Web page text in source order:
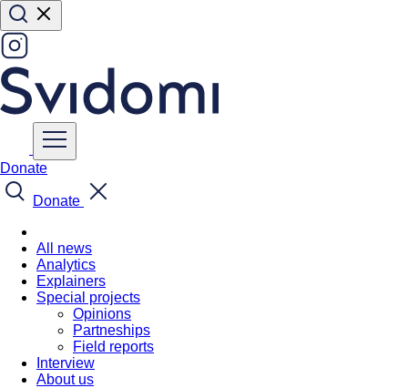
Donate
Donate
All news
Analytics
Explainers
Special projects
Opinions
Partneships
Field reports
Interview
About us